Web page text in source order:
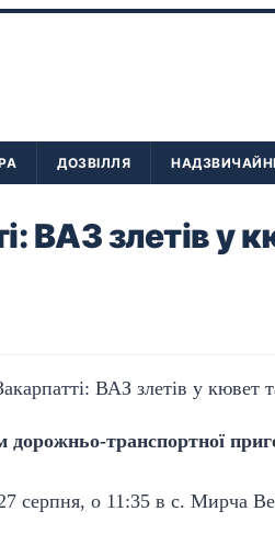
ДОЗВІЛЛЯ НАДЗВИЧАЙНІ
ВАЗ злетів у
дорожньо-транспортної
серпня, о 11:35 в с. Мирча